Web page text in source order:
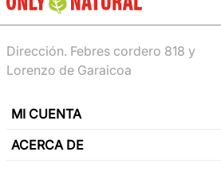
Dirección. Febres cordero 818 y
Lorenzo de Garaicoa
MI CUENTA
ACERCA DE